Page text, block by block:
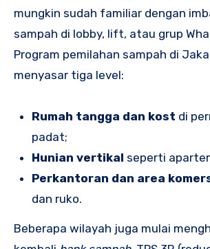
mungkin sudah familiar dengan
sampah di lobby, lift, atau grup
Program pemilahan sampah di
menyasar tiga level:
Rumah tangga dan kost di
padat;
Hunian vertikal seperti
Perkantoran dan area
dan ruko.
Beberapa wilayah juga mulai